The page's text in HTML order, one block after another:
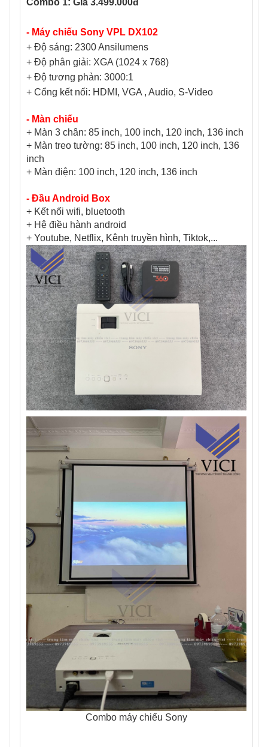
Combo 1: Giá 3.499.000đ
- Máy chiếu Sony VPL DX102
+ Độ sáng: 2300 Ansilumens
+ Độ phân giải: XGA (1024 x 768)
+ Độ tương phản: 3000:1
+ Cổng kết nối: HDMI, VGA , Audio, S-Video
- Màn chiếu
+ Màn 3 chân: 85 inch, 100 inch, 120 inch, 136 inch
+ Màn treo tường: 85 inch, 100 inch, 120 inch, 136
inch
+ Màn điện: 100 inch, 120 inch, 136 inch
- Đầu Android Box
+ Kết nối wifi, bluetooth
+ Hệ điều hành android
+ Youtube, Netflix, Kênh truyền hình, Tiktok,...
Combo máy chiếu Sony